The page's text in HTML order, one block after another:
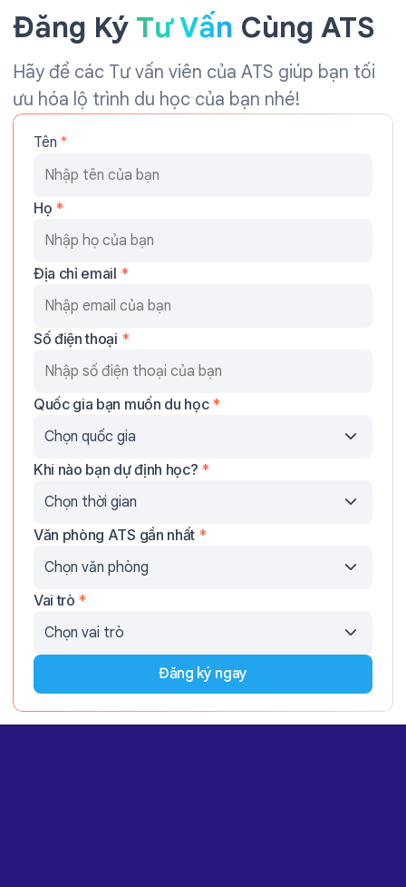
Đăng Ký Tư Vấn Cùng ATS
Hãy để các Tư vấn viên của ATS giúp bạn tối
ưu hóa lộ trình du học của bạn nhé!
Tên *
Họ *
Địa chỉ email *
Số điện thoại *
Quốc gia bạn muốn du học *
Khi nào bạn dự định học? *
Văn phòng ATS gần nhất *
Vai trò *
Đăng ký ngay